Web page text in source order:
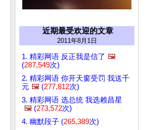
近期最受欢迎的文章
2011年8月1日
1. 精彩网语 反正我是信了 🖼️
(287,549次)
2. 精彩网语 你开天窗受罚 我送千
元 🖼️ (277,812次)
3. 精彩网语 选总统 我选赖昌星
🖼️ (273,572次)
4. 幽默段子 (265,389次)